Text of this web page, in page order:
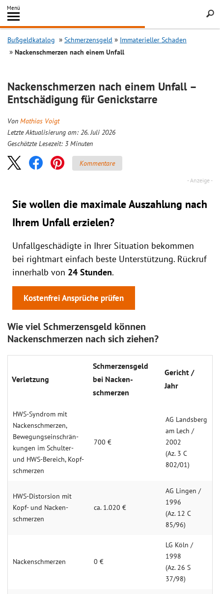
Inhalt
springen
Menü
Search
Bußgeldkatalog Schmerzensgeld
Immaterieller Schaden
Nackenschmerzen nach einem Unfall
Nackenschmerzen nach einem Unfall –
Entschädigung für Genickstarre
Von Mathias Voigt
Letzte Aktualisierung am: 26. Juli 2026
Geschätzte Lesezeit: 3 Minuten
Kommentare
Sie wollen die maximale Auszahlung nach
Ihrem Unfall erzielen?
Unfallgeschädigte in Ihrer Situation bekommen
bei rightmart einfach beste Unterstützung. Rückruf
innerhalb von 24 Stunden.
Kostenfrei Ansprüche prüfen
Wie viel Schmerzensgeld können
Nackenschmerzen nach sich ziehen?
Verletzung
Schmerzens­geld
bei Nacken­
schmerzen
Gericht /
Jahr
HWS-Syndrom mit
Nacken­schmerzen,
Bewegungs­einschrän­
kung­en im Schulter-
und HWS-Bereich, Kopf­
schmerzen
700 €
AG Landsberg
am Lech /
2002
(Az. 3 C
802/01)
HWS-Distorsion mit
Kopf- und Nacken­
schmerzen
ca. 1.020 €
AG Lingen /
1996
(Az. 12 C
85/96)
Nacken­schmerzen 0 €
LG Köln /
1998
(Az. 26 S
37/98)